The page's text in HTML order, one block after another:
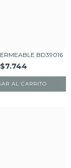
BD39016
$7.744
AL CARRITO